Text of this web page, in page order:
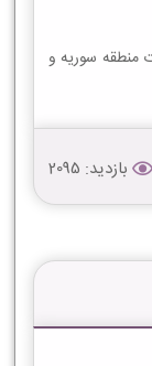
منطقه سوریه و
بازدید: 2095